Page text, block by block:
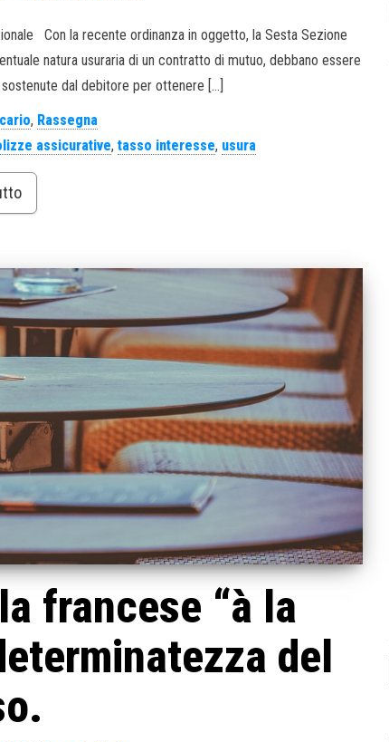
Con la recente ordinanza in oggetto, la Sesta Sezione
natura usuraria di un contratto di mutuo, debbano essere
dal debitore per ottenere […]
, Rassegna
assicurative, tasso interesse, usura
francese “à la
del